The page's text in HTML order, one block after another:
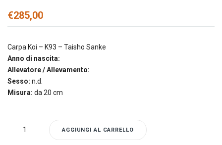
€285,00
Carpa Koi – K93 – Taisho Sanke
Anno di nascita:
Allevatore / Allevamento:
Sesso: n.d.
Misura: da 20 cm
AGGIUNGI AL CARRELLO